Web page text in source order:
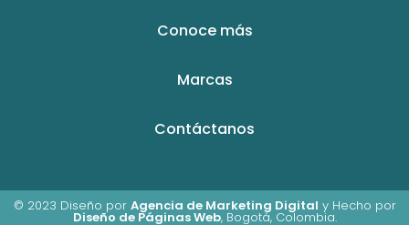
Conoce más
Marcas
Contáctanos
© 2023 Diseño por Agencia de Marketing Digital y Hecho por
Diseño de Páginas Web, Bogotá, Colombia.